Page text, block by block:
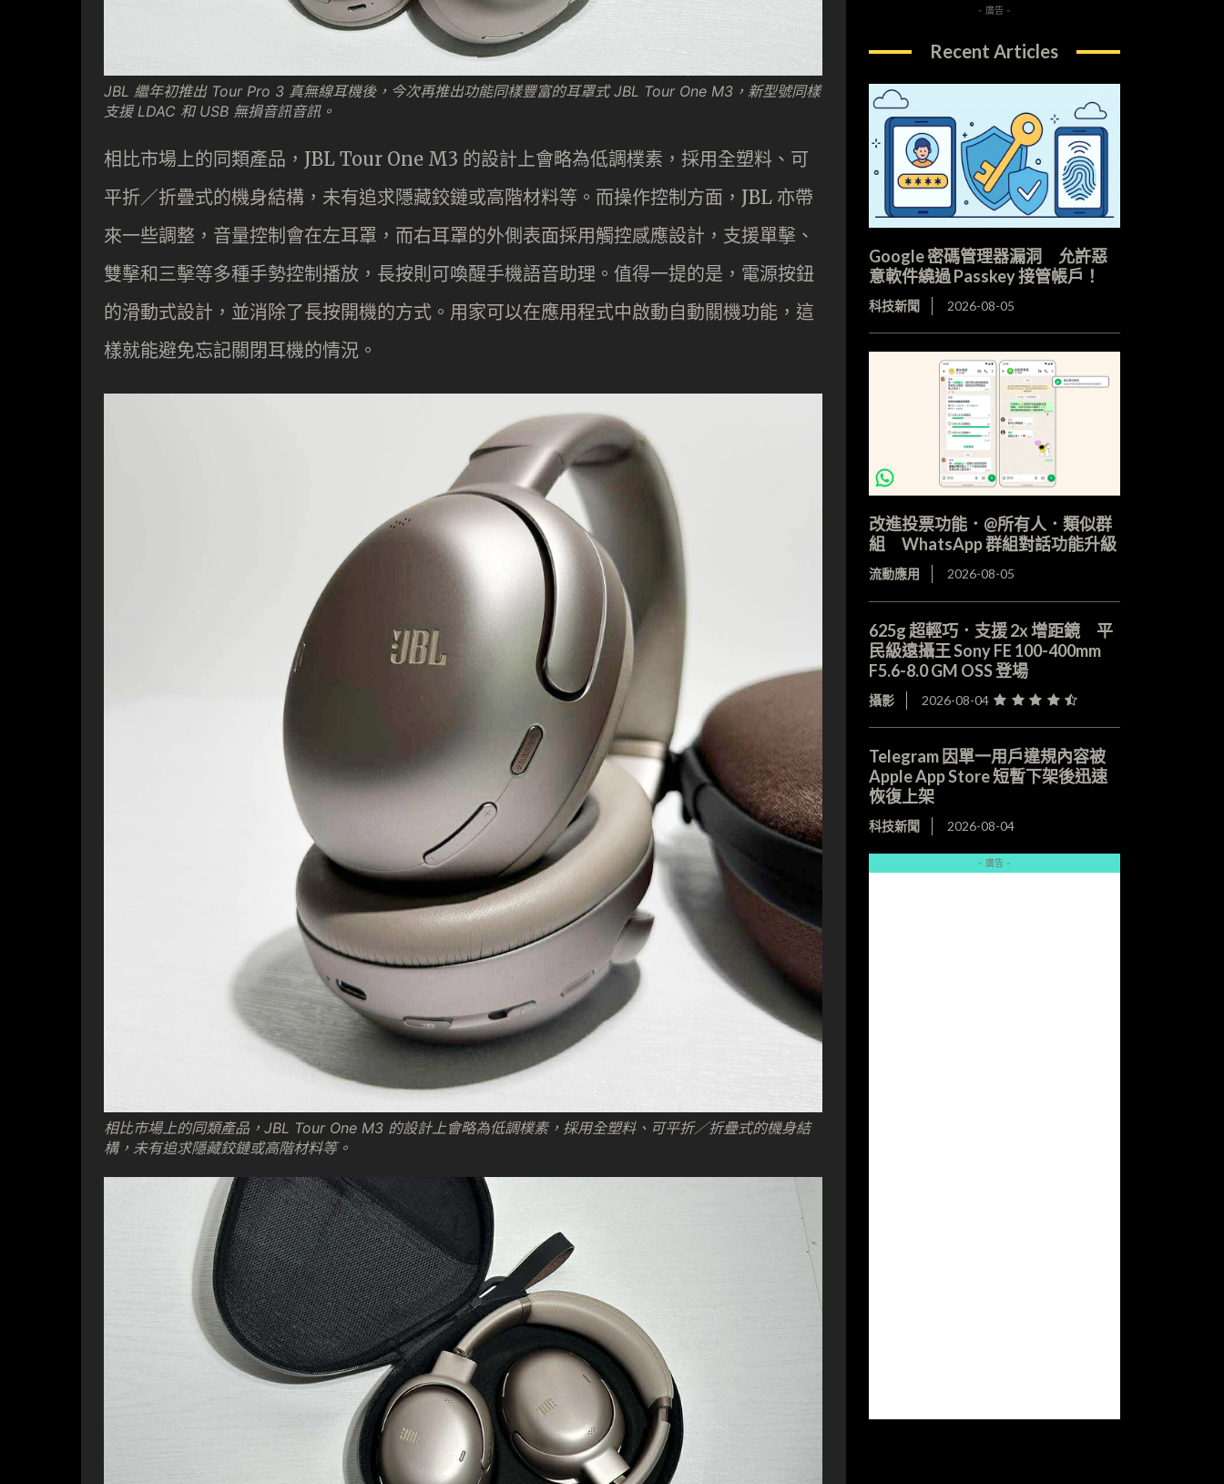
JBL 繼年初推出 Tour Pro 3 真無線耳機後，今次再推出功能同樣豐富的耳罩式 JBL Tour One M3，新型號同樣
支援 LDAC 和 USB 無損音訊音訊。
相比市場上的同類產品，JBL Tour One M3 的設計上會略為低調樸素，採用全塑料、可
平折／折疊式的機身結構，未有追求隱藏鉸鏈或高階材料等。而操作控制方面，JBL 亦帶
來一些調整，音量控制會在左耳罩，而右耳罩的外側表面採用觸控感應設計，支援單擊、
雙擊和三擊等多種手勢控制播放，長按則可喚醒手機語音助理。值得一提的是，電源按鈕
的滑動式設計，並消除了長按開機的方式。用家可以在應用程式中啟動自動關機功能，這
樣就能避免忘記關閉耳機的情況。
相比市場上的同類產品，JBL Tour One M3 的設計上會略為低調樸素，採用全塑料、可平折／折疊式的機身結
構，未有追求隱藏鉸鏈或高階材料等。
- 廣告 -
Recent Articles
Google 密碼管理器漏洞 允許惡
意軟件繞過 Passkey 接管帳戶！
科技新聞 2026-08-05
改進投票功能．@所有人．類似群
組 WhatsApp 群組對話功能升級
流動應用 2026-08-05
625g 超輕巧．支援 2x 增距鏡 平
民級遠攝王 Sony FE 100-400mm
F5.6-8.0 GM OSS 登場
攝影 2026-08-04
Telegram 因單一用戶違規內容被
Apple App Store 短暫下架後迅速
恢復上架
科技新聞 2026-08-04
- 廣告 -